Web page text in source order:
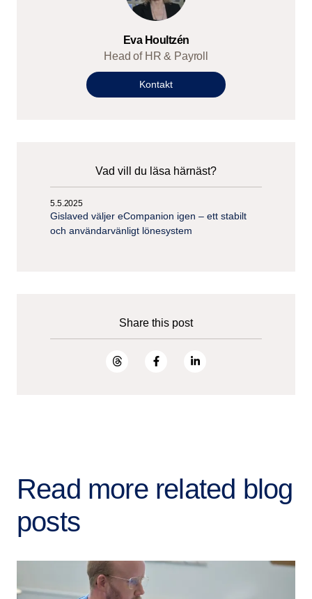
Eva Houltzén
Head of HR & Payroll
Kontakt
Vad vill du läsa härnäst?
5.5.2025
Gislaved väljer eCompanion igen – ett stabilt
och användarvänligt lönesystem
Share this post
Read more related blog
posts